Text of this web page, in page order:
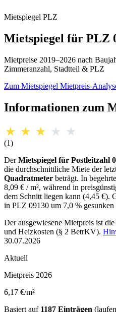
Mietspiegel PLZ
Mietspiegel für PLZ
Mietpreise 2019–2026 nach
Zimmeranzahl, Stadtteil & PLZ
Zum Mietspiegel Mietpreis-
Informationen zum
★ ★ ★ ★ ★
(1)
DerMietspiegel für Postleitzahl
die durchschnittliche Miete der
Quadratmeter beträgt. In
8,09 € / m², während in
dem Schnitt liegen kann (4,45 €).
in PLZ 09130 um 7,0 %
Der ausgewiesene Mietpreis ist
und Heizkosten (§ 2 BetrKV).
30.07.2026
Aktuell
Mietpreis 2026
6,17 €/m²
Basiert auf 1187 Einträgen